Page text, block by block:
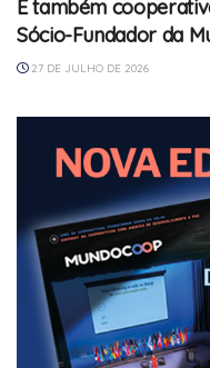
E também
Sócio-Fundador da
27 DE JULHO DE 2026